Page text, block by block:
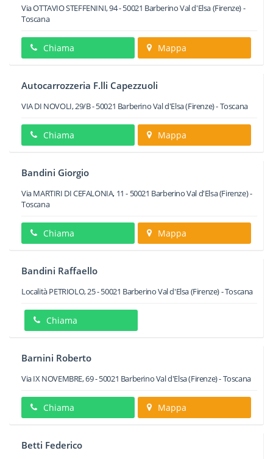
Via OTTAVIO STEFFENINI, 94-50021 Barberino Val d'Elsa(Firenze) -
Toscana
Chiama Mappa
Autocarrozzeria F.lli Capezzuoli
VIA DI NOVOLI, 29/B-50021 Barberino Val d'Elsa(Firenze) -Toscana
Chiama Mappa
Bandini Giorgio
Via MARTIRI DI CEFALONIA, 11 - 50021 Barberino Val d'Elsa(Firenze) -
Toscana
Chiama Mappa
Bandini Raffaello
Località PETRIOLO, 25-50021 Barberino Val d'Elsa(Firenze) -Toscana
Chiama
Barnini Roberto
Via IX NOVEMBRE, 69-50021 Barberino Val d'Elsa(Firenze) -Toscana
Chiama Mappa
Betti Federico